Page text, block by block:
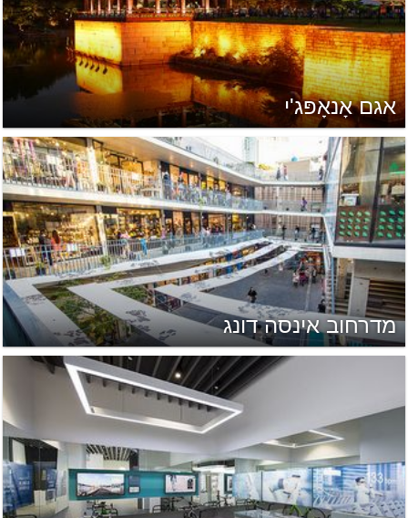
אגם אָנאָפּג'י
מדרחוב אינסה דונג